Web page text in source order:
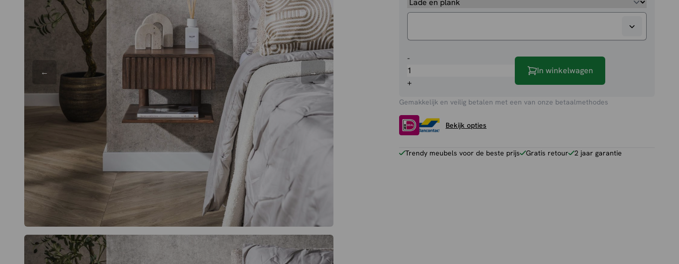
-Nachtkastje
Ruby
zwevend
+
In winkelwagen
Gemakkelijk en veilig betalen met een van onze betaalmethodes
Bekijk opties
Trendy meubels voor de beste prijs Gratis retour 2 jaar garantie